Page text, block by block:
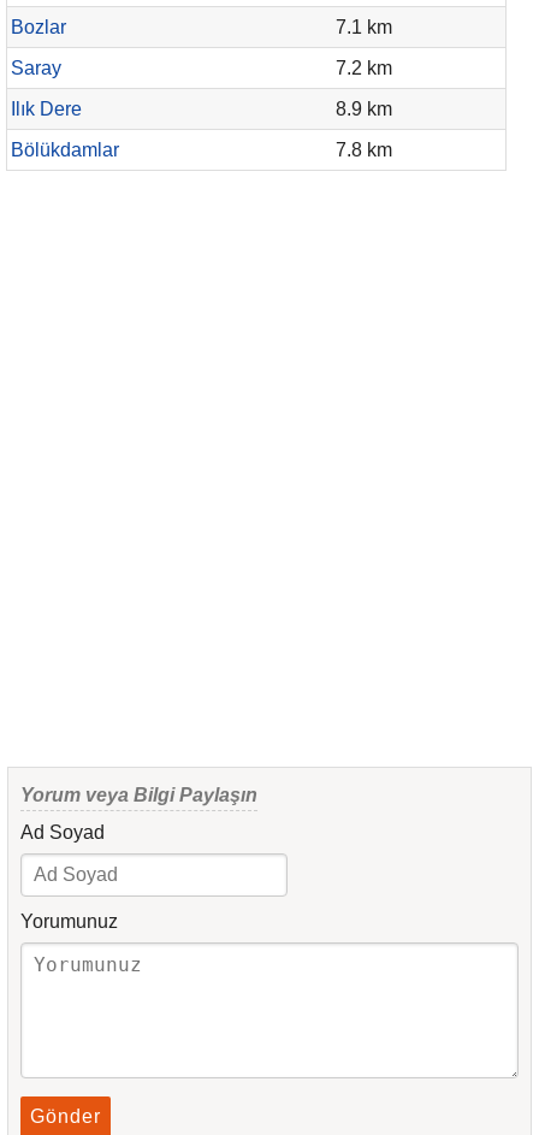
Bozlar
7.1 km
Saray
7.2 km
Ilık Dere
8.9 km
Bölükdamlar
7.8 km
Yorum veya Bilgi Paylaşın
Ad Soyad
Yorumunuz
Gönder